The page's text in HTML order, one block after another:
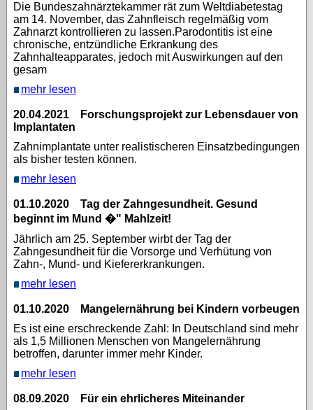
Die Bundeszahnärztekammer rät zum Weltdiabetestag
am 14. November, das Zahnfleisch regelmäßig vom
Zahnarzt kontrollieren zu lassen.Parodontitis ist eine
chronische, entzündliche Erkrankung des
Zahnhalteapparates, jedoch mit Auswirkungen auf den
gesam
mehr lesen
20.04.2021 Forschungsprojekt zur Lebensdauer von
Implantaten
Zahnimplantate unter realistischeren Einsatzbedingungen
als bisher testen können.
mehr lesen
01.10.2020 Tag der Zahngesundheit. Gesund
beginnt im Mund �" Mahlzeit!
Jährlich am 25. September wirbt der Tag der
Zahngesundheit für die Vorsorge und Verhütung von
Zahn-, Mund- und Kiefererkrankungen.
mehr lesen
01.10.2020 Mangelernährung bei Kindern vorbeugen
Es ist eine erschreckende Zahl: In Deutschland sind mehr
als 1,5 Millionen Menschen von Mangelernährung
betroffen, darunter immer mehr Kinder.
mehr lesen
08.09.2020 Für ein ehrlicheres Miteinander